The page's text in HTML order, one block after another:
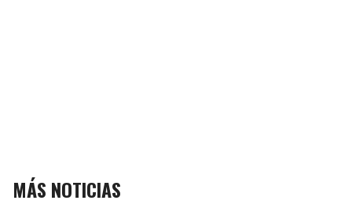
MÁS NOTICIAS